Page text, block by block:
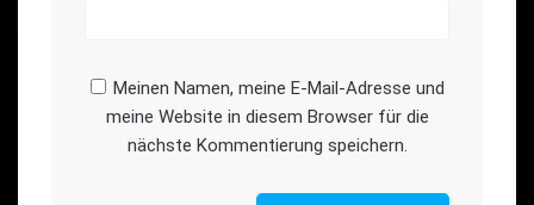
Meinen Namen, meine E-Mail-Adresse und
meine Website in diesem Browser für die
nächste Kommentierung speichern.